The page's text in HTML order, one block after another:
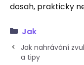
dosah, prakticky
Jak
Jak nahrávání
a tipy